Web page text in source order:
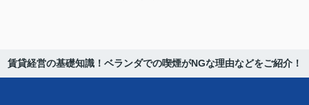
賃貸経営の基礎知識！ベランダでの喫煙がNGな理由などをご紹介！